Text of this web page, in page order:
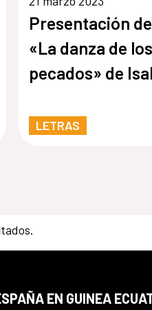
Presentación
«La danza de los
pecados» de
LETRAS
EN GUINEA